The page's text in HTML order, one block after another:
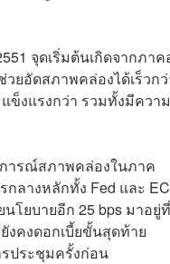
จุดเริ่มต้นเกิดจากภาค
ยอัดสภาพคล่องได้เร็วก
ข็งแรงกว่า รวมทั้งมีความ
การณ์สภาพคล่องในภาค
กลางหลักทั้ง Fed และ
นโยบายอีก 25 bps มาอยู่ที่
งคงดอกเบี้ยขั้นสุดท้าย
ประชุมครั้งก่อน